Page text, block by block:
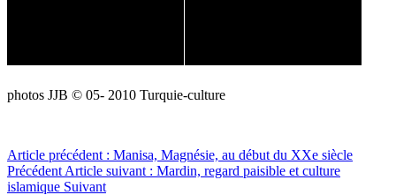
photos JJB © 05- 2010 Turquie-culture
Article précédent : Manisa, Magnésie, au début du XXe siècle
Précédent Article suivant : Mardin, regard paisible et culture
islamique Suivant